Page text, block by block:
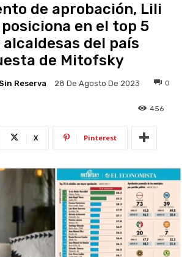
de aprobación, Lili
posiciona en el top 5
del país
de Mitofsky
Reserva 28 De Agosto De 2023 0
456
X Pinterest